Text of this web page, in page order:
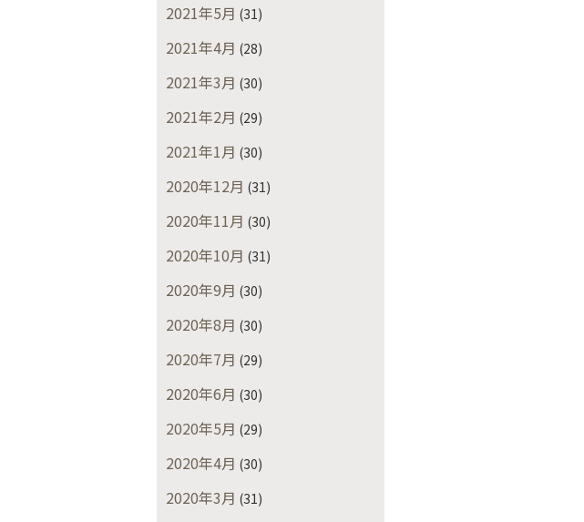
2021年5月 (31)
2021年4月 (28)
2021年3月 (30)
2021年2月 (29)
2021年1月 (30)
2020年12月 (31)
2020年11月 (30)
2020年10月 (31)
2020年9月 (30)
2020年8月 (30)
2020年7月 (29)
2020年6月 (30)
2020年5月 (29)
2020年4月 (30)
2020年3月 (31)